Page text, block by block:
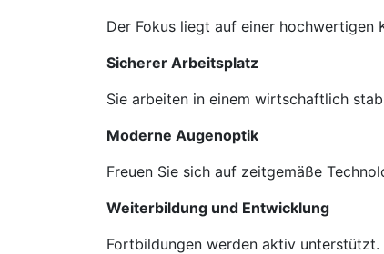
Der Fokus liegt auf einer hochwertigen
Sicherer Arbeitsplatz
Sie arbeiten in einem wirtschaftlich
Moderne Augenoptik
Freuen Sie sich auf zeitgemäße
Weiterbildung und Entwicklung
Fortbildungen werden aktiv unterstützt.